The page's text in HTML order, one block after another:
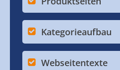
Kategorieaufbau
Webseitentexte